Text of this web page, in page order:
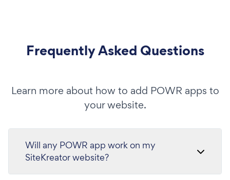
Frequently Asked Questions
Learn more about how to add POWR apps to
your website.
Will any POWR app work on my
SiteKreator website?